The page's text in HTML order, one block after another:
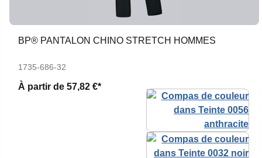
BP® PANTALON CHINO STRETCH HOMMES
1735-686-32
À partir de 57,82 €*